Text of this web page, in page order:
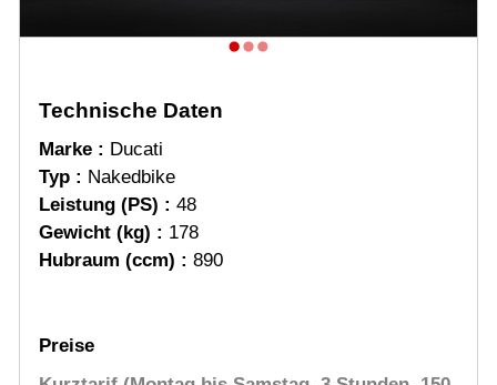
Technische Daten
Marke : Ducati
Typ : Nakedbike
Leistung (PS) : 48
Gewicht (kg) : 178
Hubraum (ccm) : 890
Preise